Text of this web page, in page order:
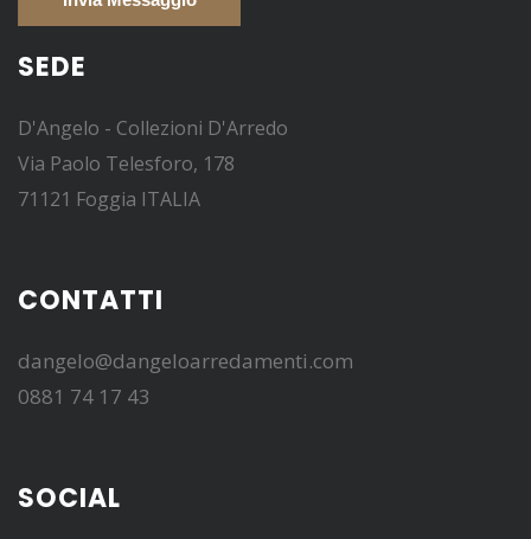
SEDE
D'Angelo - Collezioni D'Arredo
Via Paolo Telesforo, 178
71121 Foggia ITALIA
CONTATTI
dangelo@dangeloarredamenti.com
0881 74 17 43
SOCIAL